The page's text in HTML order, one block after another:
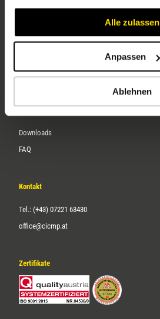
Alle zulassen
Anpassen
Ablehnen
Karriere
Downloads
FAQ
Kontakt
Tel.: (+43) 07221 63430
office@cicmp.at
Zertifikate